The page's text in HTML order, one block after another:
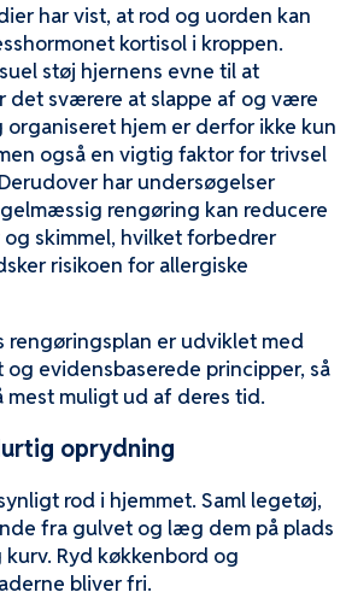
har vist, at rod og uorden kan
kortisol i kroppen.
støj hjernens evne til at
det sværere at slappe af og være
organiseret hjem er derfor ikke kun
også en vigtig faktor for trivsel
har undersøgelser
rengøring kan reducere
skimmel, hvilket forbedrer
risikoen for allergiske
rengøringsplan er udviklet med
evidensbaserede principper, så
mest muligt ud af deres tid.
oprydning
rod i hjemmet. Saml legetøj,
fra gulvet og læg dem på plads
Ryd køkkenbord og
bliver fri.